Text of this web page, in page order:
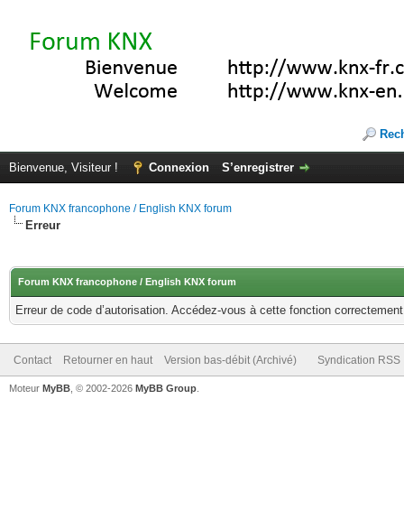
Bienvenue, Visiteur ! Connexion S’enregistrer
Forum KNX francophone / English KNX forum
Erreur
Forum KNX francophone / English KNX forum
Erreur de code d’autorisation. Accédez-vous à cette fonction
Contact Retourner en haut Version bas-débit (Archivé) Syndication RSS
Moteur MyBB , © 2002-2026 MyBB Group